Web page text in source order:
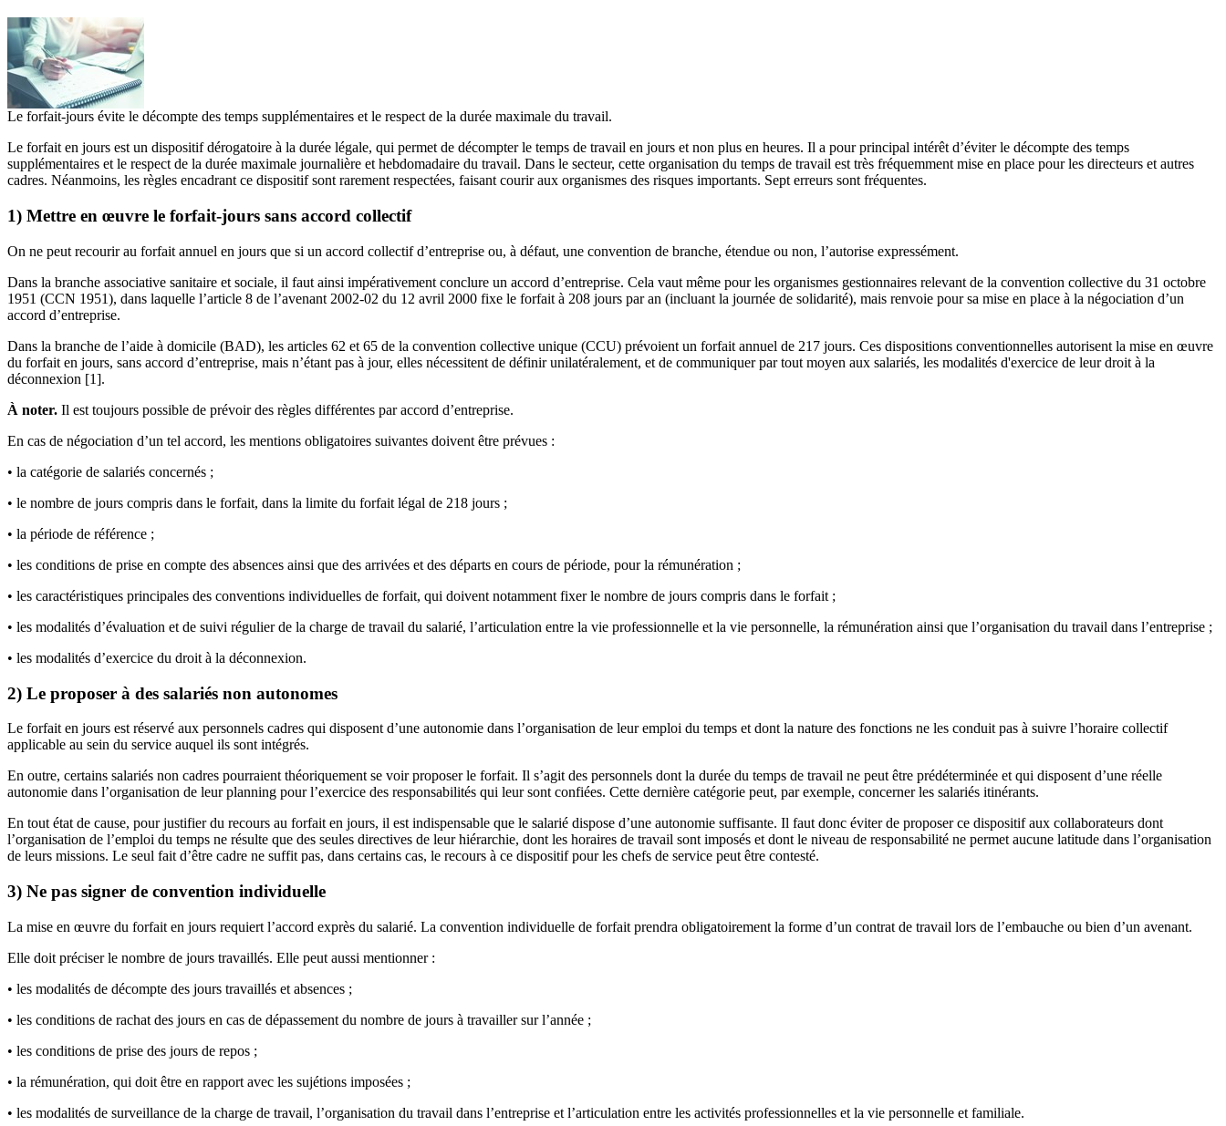
Le forfait-jours évite le décompte des temps supplémentaires et le respect de la durée maximale du travail.
Le forfait en jours est un dispositif dérogatoire à la durée légale, qui permet de décompter le temps de travail en jours et non plus en heures. Il a pour principal intérêt d’éviter le décompte des temps
supplémentaires et le respect de la durée maximale journalière et hebdomadaire du travail. Dans le secteur, cette organisation du temps de travail est très fréquemment mise en place pour les directeurs et autres
cadres. Néanmoins, les règles encadrant ce dispositif sont rarement respectées, faisant courir aux organismes des risques importants. Sept erreurs sont fréquentes.
1) Mettre en œuvre le forfait-jours sans accord collectif
On ne peut recourir au forfait annuel en jours que si un accord collectif d’entreprise ou, à défaut, une convention de branche, étendue ou non, l’autorise expressément.
Dans la branche associative sanitaire et sociale, il faut ainsi impérativement conclure un accord d’entreprise. Cela vaut même pour les organismes gestionnaires relevant de la convention collective du 31 octobre
1951 (CCN 1951), dans laquelle l’article 8 de l’avenant 2002-02 du 12 avril 2000 fixe le forfait à 208 jours par an (incluant la journée de solidarité), mais renvoie pour sa mise en place à la négociation d’un
accord d’entreprise.
Dans la branche de l’aide à domicile (BAD), les articles 62 et 65 de la convention collective unique (CCU) prévoient un forfait annuel de 217 jours. Ces dispositions conventionnelles autorisent la mise en œuvre
du forfait en jours, sans accord d’entreprise, mais n’étant pas à jour, elles nécessitent de définir unilatéralement, et de communiquer par tout moyen aux salariés, les modalités d'exercice de leur droit à la
déconnexion [1].
À noter. Il est toujours possible de prévoir des règles différentes par accord d’entreprise.
En cas de négociation d’un tel accord, les mentions obligatoires suivantes doivent être prévues :
• la catégorie de salariés concernés ;
• le nombre de jours compris dans le forfait, dans la limite du forfait légal de 218 jours ;
• la période de référence ;
• les conditions de prise en compte des absences ainsi que des arrivées et des départs en cours de période, pour la rémunération ;
• les caractéristiques principales des conventions individuelles de forfait, qui doivent notamment fixer le nombre de jours compris dans le forfait ;
• les modalités d’évaluation et de suivi régulier de la charge de travail du salarié, l’articulation entre la vie professionnelle et la vie personnelle, la rémunération ainsi que l’organisation du travail dans l’entreprise ;
• les modalités d’exercice du droit à la déconnexion.
2) Le proposer à des salariés non autonomes
Le forfait en jours est réservé aux personnels cadres qui disposent d’une autonomie dans l’organisation de leur emploi du temps et dont la nature des fonctions ne les conduit pas à suivre l’horaire collectif
applicable au sein du service auquel ils sont intégrés.
En outre, certains salariés non cadres pourraient théoriquement se voir proposer le forfait. Il s’agit des personnels dont la durée du temps de travail ne peut être prédéterminée et qui disposent d’une réelle
autonomie dans l’organisation de leur planning pour l’exercice des responsabilités qui leur sont confiées. Cette dernière catégorie peut, par exemple, concerner les salariés itinérants.
En tout état de cause, pour justifier du recours au forfait en jours, il est indispensable que le salarié dispose d’une autonomie suffisante. Il faut donc éviter de proposer ce dispositif aux collaborateurs dont
l’organisation de l’emploi du temps ne résulte que des seules directives de leur hiérarchie, dont les horaires de travail sont imposés et dont le niveau de responsabilité ne permet aucune latitude dans l’organisation
de leurs missions. Le seul fait d’être cadre ne suffit pas, dans certains cas, le recours à ce dispositif pour les chefs de service peut être contesté.
3) Ne pas signer de convention individuelle
La mise en œuvre du forfait en jours requiert l’accord exprès du salarié. La convention individuelle de forfait prendra obligatoirement la forme d’un contrat de travail lors de l’embauche ou bien d’un avenant.
Elle doit préciser le nombre de jours travaillés. Elle peut aussi mentionner :
• les modalités de décompte des jours travaillés et absences ;
• les conditions de rachat des jours en cas de dépassement du nombre de jours à travailler sur l’année ;
• les conditions de prise des jours de repos ;
• la rémunération, qui doit être en rapport avec les sujétions imposées ;
• les modalités de surveillance de la charge de travail, l’organisation du travail dans l’entreprise et l’articulation entre les activités professionnelles et la vie personnelle et familiale.